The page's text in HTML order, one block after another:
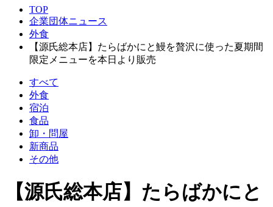
TOP
企業団体ニュース
外食
【源氏総本店】たらばかにと鰻を贅沢に使った夏期間
限定メニューを本日より販売
すべて
外食
宿泊
食品
卸・問屋
新商品
その他
【源氏総本店】たらばかにと